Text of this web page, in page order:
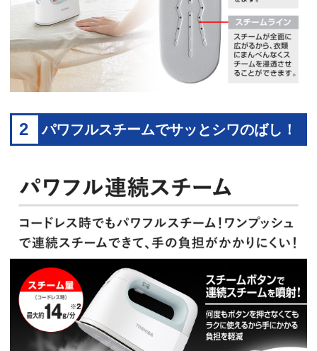
2 パワフルスチームでサッとシワのばし！